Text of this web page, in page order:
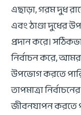
এছাড়া, গরম দুধ
এবং ঠাণ্ডা দুধের
প্রদান করে।
নির্বাচন করে,
উপভোগ করতে
তাপমাত্রা
জীবনযাপন করতে